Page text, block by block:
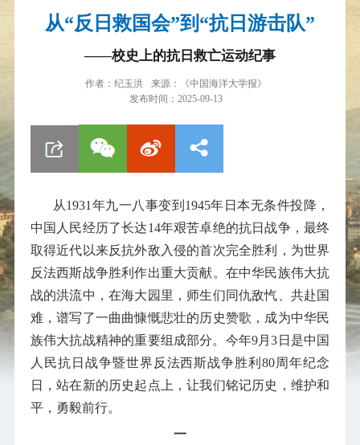
从“反日救国会”到“抗日游击队”
——校史上的抗日救亡运动纪事
作者： 纪玉洪 来源：
《中国海洋大学报》
发布时间：2025-09-13
从1931 年九一八事变到 1945年日本无条件投降，
中国人民经历了长达14年艰苦卓绝的抗日战争，最终
取得近代以来反抗外敌入侵的首次完全胜利，为世界
反法西斯战争胜利作出重大贡献。在中华民族伟大抗
战的洪流中，在海大园里，师生们同仇敌忾、共赴国
难，谱写了一曲曲慷慨悲壮的历史赞歌，成为中华民
族伟大抗战精神的重要组成部分。今年9月3 日是中国
人民抗日战争暨世界反法西斯战争胜利80周年纪念
日，站在新的历史起点上，让我们铭记历史，维护和
平，勇毅前行。
一